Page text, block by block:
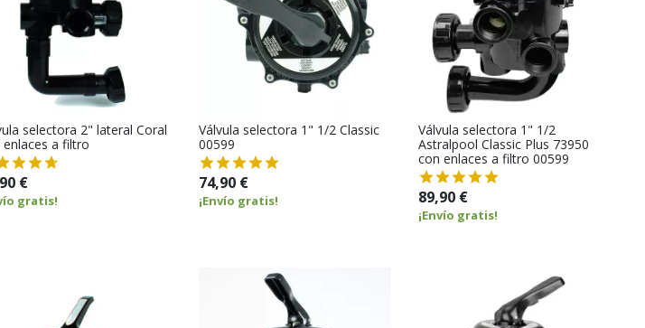
selectora 2" lateral Coral
enlaces a filtro
€
gratis!
Válvula selectora 1" 1/2 Classic
00599
74,90 €
¡Envío gratis!
Válvula selectora 1" 1/2
Astralpool Classic Plus 73950
con enlaces a filtro 00599
89,90 €
¡Envío gratis!